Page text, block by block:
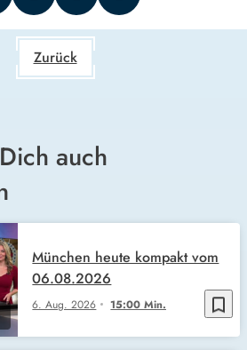
Zurück
auch
bookmark_border
6. Aug. 2026 15:00 Min.
München heute kompakt vom
06.08.2026